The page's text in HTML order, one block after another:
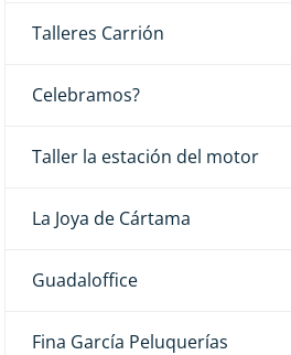
Talleres Carrión
Celebramos?
Taller la estación del motor
La Joya de Cártama
Guadaloffice
Fina García Peluquerías